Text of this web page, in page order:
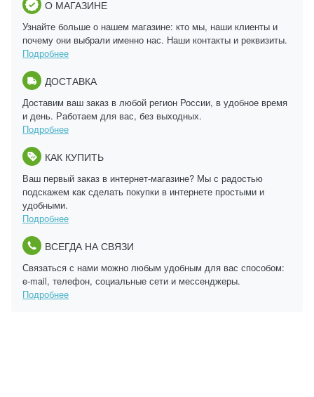
О МАГАЗИНЕ
Узнайте больше о нашем магазине: кто мы, наши клиенты и
почему они выбрали именно нас. Наши контакты и реквизиты.
Подробнее
ДОСТАВКА
Доставим ваш заказ в любой регион России, в удобное время
и день. Работаем для вас, без выходных.
Подробнее
КАК КУПИТЬ
Ваш первый заказ в интернет-магазине? Мы с радостью
подскажем как сделать покупки в интернете простыми и
удобными.
Подробнее
ВСЕГДА НА СВЯЗИ
Связаться с нами можно любым удобным для вас способом:
e-mail, телефон, социальные сети и мессенджеры.
Подробнее